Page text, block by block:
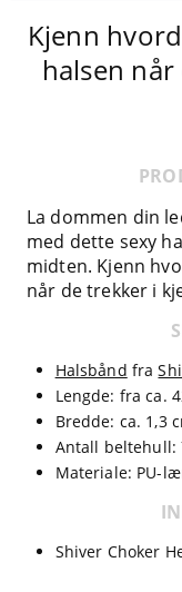
Kjenn
halsen
La dommen din
med dette sexy
midten. Kjenn
når de trekker i
Halsbånd fra
Lengde: fra ca.
Bredde: ca. 1,3
Antall beltehull:
Materiale: PU-
Shiver Choker